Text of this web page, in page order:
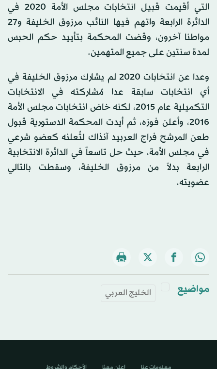
التي أقيمت قبيل انتخابات مجلس الأمة 2020 في
الدائرة الرابعة واتهم فيها النائب مرزوق الخليفة و27
مواطنا آخرون، وقضت المحكمة بتأييد حكم الحبس
لمدة سنتين على جميع المتهمين.
وعدا عن انتخابات 2020 لم يشارك مرزوق الخليفة في
أي انتخابات سابقة عدا مُشاركته في الانتخابات
التكميلية عام 2015، لكنه خاض انتخابات مجلس الأمة
2016، وأعلن فوزه، ثم أيدت المحكمة الدستورية قبول
طعن المرشح فراج العربيد آنذاك لتُعلنه كعضو شرعي
في مجلس الأمة، حيث حل تاسعاً في الدائرة الانتخابية
الرابعة بدلاً من مرزوق الخليفة، وسقطت بالتالي
عضويته.
مواضيع الخليج العربي